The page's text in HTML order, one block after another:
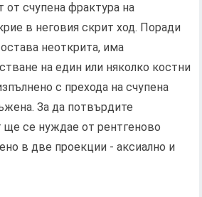
от счупена фрактура на
в неговия скрит ход. Поради
неоткрита, има
на един или няколко костни
с прехода на счупена
За да потвърдите
ще се нуждае от рентгеново
в две проекции - аксиално и